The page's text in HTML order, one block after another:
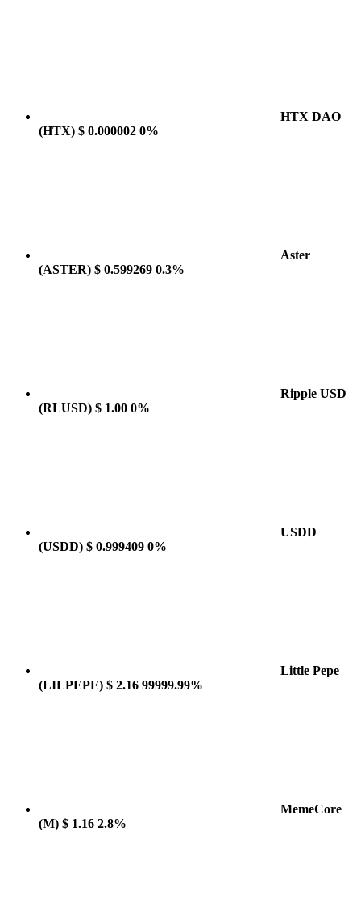
HTX DAO
(HTX) $ 0.000002 0%
Aster
(ASTER) $ 0.599269 0.3%
Ripple USD
(RLUSD) $ 1.00 0%
USDD
(USDD) $ 0.999409 0%
Little Pepe
(LILPEPE) $ 2.16 99999.99%
MemeCore
(M) $ 1.16 2.8%